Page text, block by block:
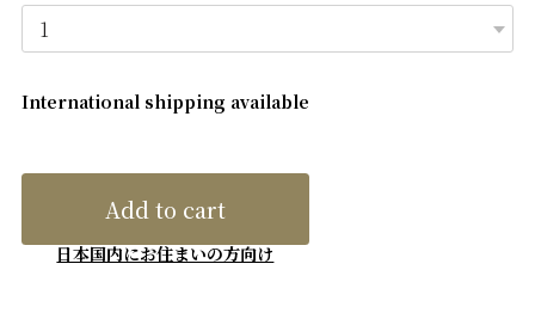
International shipping available
Add to cart
日本国内にお住まいの方向け